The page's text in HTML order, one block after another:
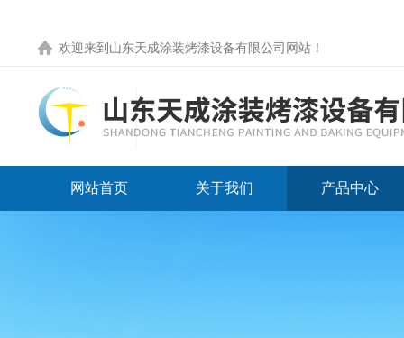
欢迎来到 山东天成涂装烤漆设备有限公司网站 ！
网站首页 关于我们 产品中心